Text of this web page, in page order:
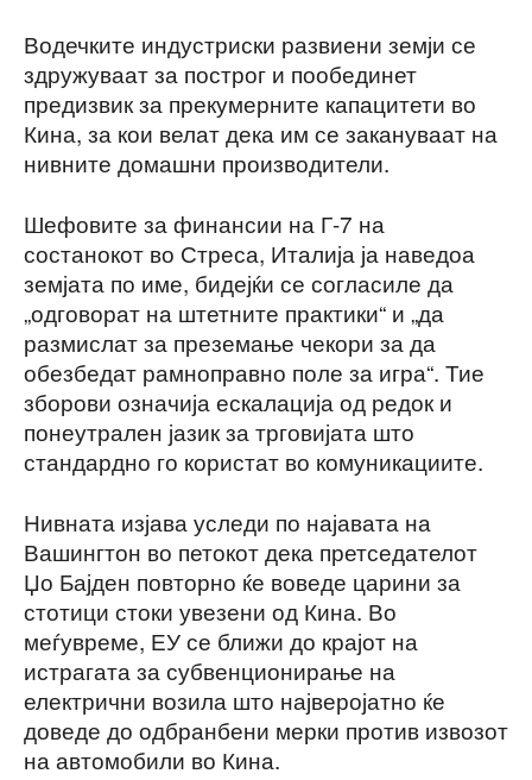
Водечките индустриски развиени земји се
здружуваат за построг и пообединет
предизвик за прекумерните капацитети во
Кина, за кои велат дека им се закануваат на
нивните домашни производители.
Шефовите за финансии на Г-7 на
состанокот во Стреса, Италија ја наведоа
земјата по име, бидејќи се согласиле да
„одговорат на штетните практики“ и „да
размислат за преземање чекори за да
обезбедат рамноправно поле за игра“. Тие
зборови означија ескалација од редок и
понеутрален јазик за трговијата што
стандардно го користат во комуникациите.
Нивната изјава уследи по најавата на
Вашингтон во петокот дека претседателот
Џо Бајден повторно ќе воведе царини за
стотици стоки увезени од Кина. Во
меѓувреме, ЕУ се ближи до крајот на
истрагата за субвенционирање на
електрични возила што најверојатно ќе
доведе до одбранбени мерки против извозот
на автомобили во Кина.